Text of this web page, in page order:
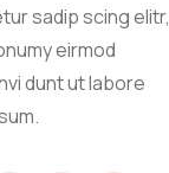
sadip scing elitr,
eirmod
dunt ut labore